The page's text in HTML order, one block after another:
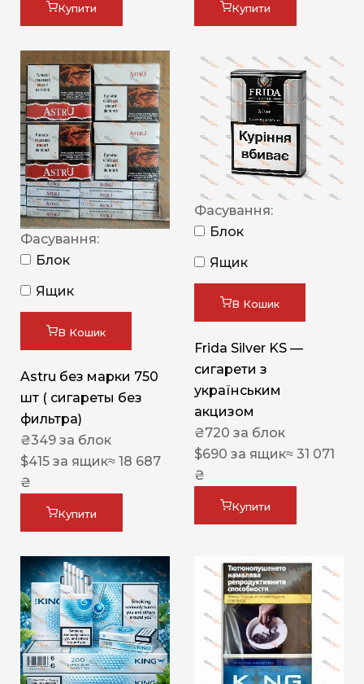
Купити Купити
Фасування:
Блок
Ящик
В Кошик
Astru без марки 750
шт ( сигареты без
фильтра)
₴349 за блок
$415 за ящик≈ 18 687
₴
Купити
Фасування:
Блок
Ящик
В Кошик
Frida Silver KS —
сигарети з
українським
акцизом
₴720 за блок
$690 за ящик≈ 31 071
₴
Купити